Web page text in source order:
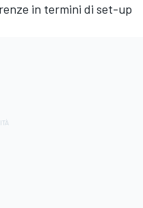
in termini di set-up